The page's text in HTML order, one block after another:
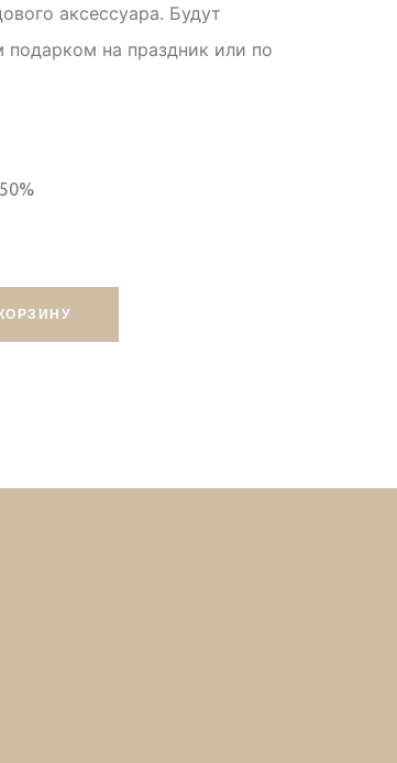
аксессуара. Будут
на праздник или по